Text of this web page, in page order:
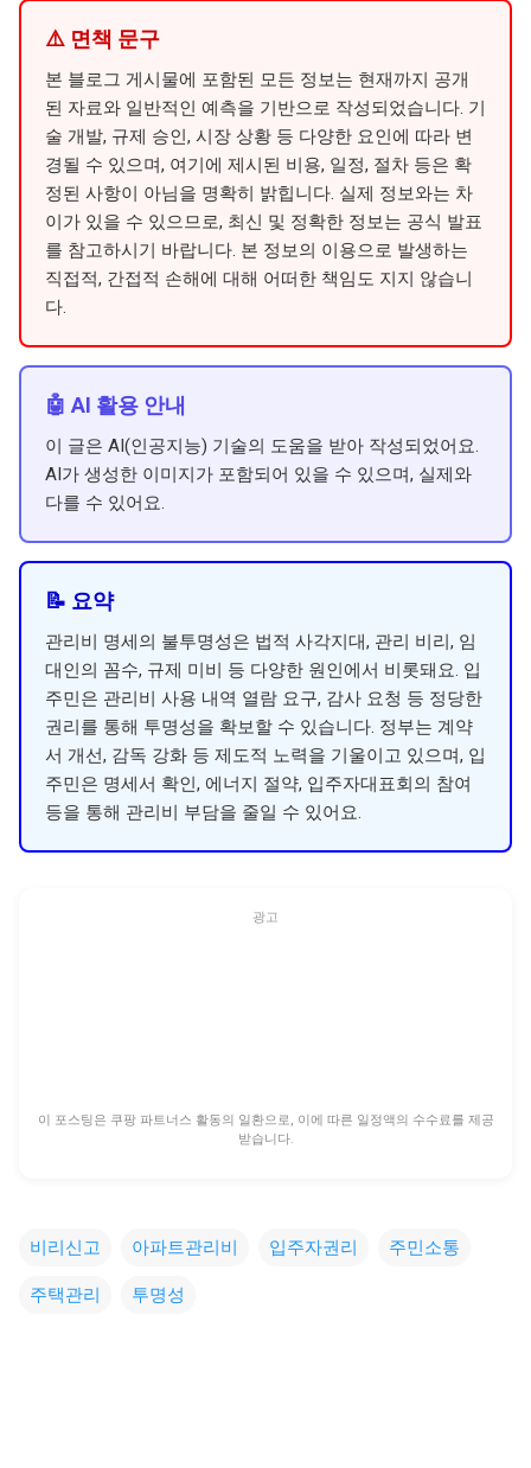
⚠️ 면책 문구
본 블로그 게시물에 포함된 모든 정보는 현재까지 공개
된 자료와 일반적인 예측을 기반으로 작성되었습니다. 기
술 개발, 규제 승인, 시장 상황 등 다양한 요인에 따라 변
경될 수 있으며, 여기에 제시된 비용, 일정, 절차 등은 확
정된 사항이 아님을 명확히 밝힙니다. 실제 정보와는 차
이가 있을 수 있으므로, 최신 및 정확한 정보는 공식 발표
를 참고하시기 바랍니다. 본 정보의 이용으로 발생하는
직접적, 간접적 손해에 대해 어떠한 책임도 지지 않습니
다.
🤖 AI 활용 안내
이 글은 AI(인공지능) 기술의 도움을 받아 작성되었어요.
AI가 생성한 이미지가 포함되어 있을 수 있으며, 실제와
다를 수 있어요.
📝 요약
관리비 명세의 불투명성은 법적 사각지대, 관리 비리, 임
대인의 꼼수, 규제 미비 등 다양한 원인에서 비롯돼요. 입
주민은 관리비 사용 내역 열람 요구, 감사 요청 등 정당한
권리를 통해 투명성을 확보할 수 있습니다. 정부는 계약
서 개선, 감독 강화 등 제도적 노력을 기울이고 있으며, 입
주민은 명세서 확인, 에너지 절약, 입주자대표회의 참여
등을 통해 관리비 부담을 줄일 수 있어요.
광고
이 포스팅은 쿠팡 파트너스 활동의 일환으로, 이에 따른 일정액의 수수료를 제공
받습니다.
비리신고 아파트관리비 입주자권리 주민소통
주택관리 투명성